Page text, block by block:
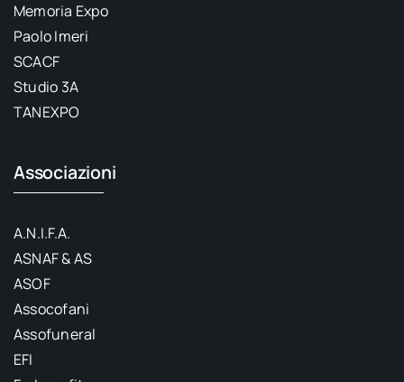
Memoria Expo
Paolo Imeri
SCACF
Studio 3A
TANEXPO
Associazioni
A.N.I.F.A.
ASNAF & AS
ASOF
Assocofani
Assofuneral
EFI